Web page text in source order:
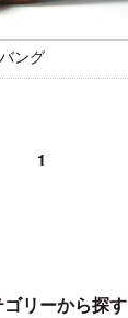
ング
1
ゴリーから探す